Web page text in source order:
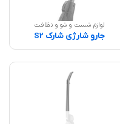
لوازم شست و شو و نظافت
جارو شارژی شارک S2